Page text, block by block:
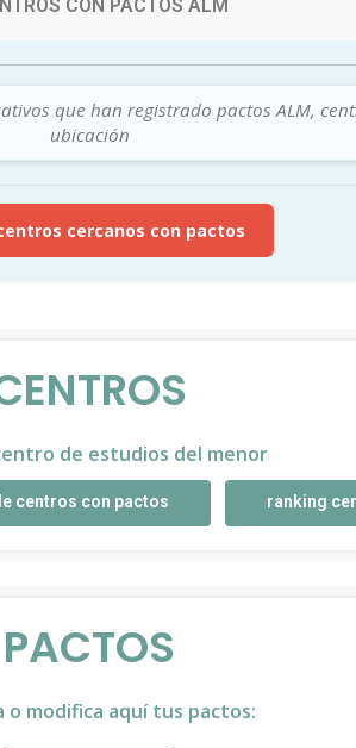
CON PACTOS ALM
que han registrado pactos ALM,
ubicación
cercanos con pactos
de estudios del menor
centros con pactos ranking
PACTOS
o modifica aquí tus pactos: